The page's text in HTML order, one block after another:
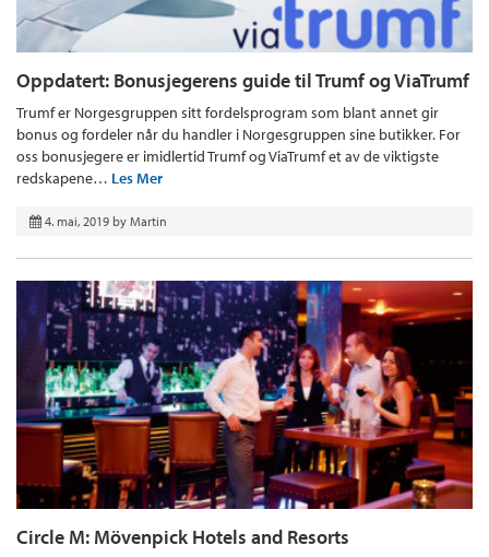
Oppdatert: Bonusjegerens guide til Trumf og ViaTrumf
Trumf er Norgesgruppen sitt fordelsprogram som blant annet gir
bonus og fordeler når du handler i Norgesgruppen sine butikker. For
oss bonusjegere er imidlertid Trumf og ViaTrumf et av de viktigste
redskapene… Les Mer
4. mai, 2019 by Martin
Circle M: Mövenpick Hotels and Resorts